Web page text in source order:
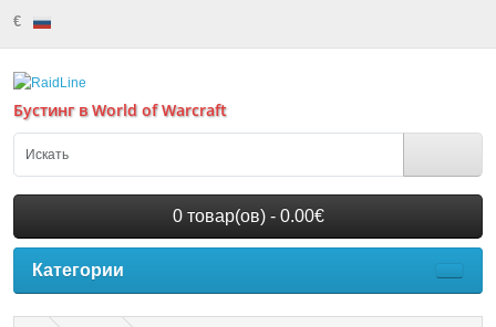
€
Бустинг в World of Warcraft
0 товар(ов) - 0.00€
Категории